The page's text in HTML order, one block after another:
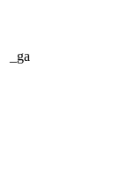
_ga